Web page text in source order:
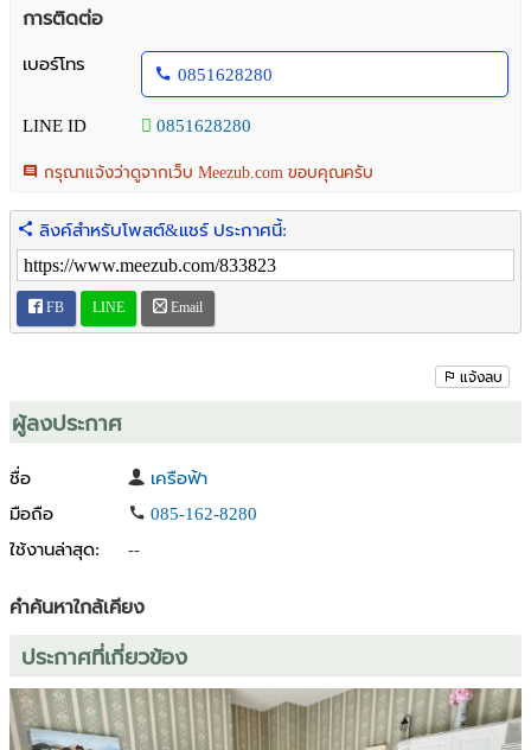
การติดต่อ
เบอร์โทร
0851628280
LINE ID 0851628280
กรุณาแจ้งว่าดูจากเว็บ Meezub.com ขอบคุณครับ
ลิงค์สำหรับโพสต์&แชร์ ประกาศนี้:
FB LINE Email
แจ้งลบ
ผู้ลงประกาศ
ชื่อ
เครือฟ้า
มือถือ
085-162-8280
ใช้งานล่าสุด:
--
คำค้นหาใกล้เคียง
ประกาศที่เกี่ยวข้อง